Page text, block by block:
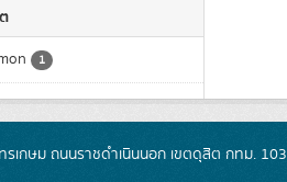
1
รเกษม ถนนราชดำเนินนอก เขตดุสิต กทม.